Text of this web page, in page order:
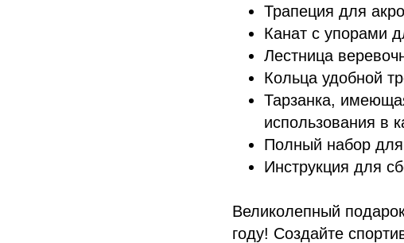
Трапеция для
Канат с упорами
Лестница
Кольца удобной
Тарзанка,
использования в
Полный набор для
Инструкция для
Великолепный
году! Создайте